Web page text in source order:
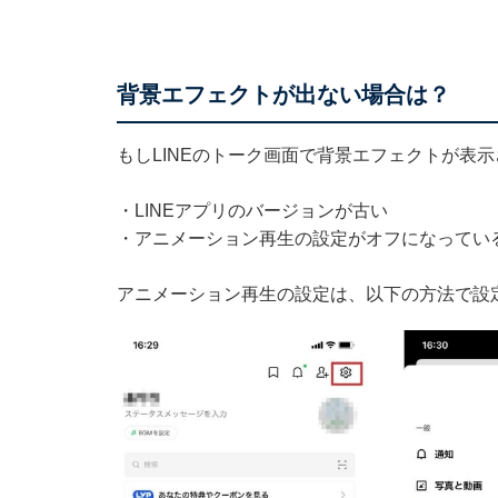
背景エフェクトが出ない場合は？
もしLINEのトーク画面で背景エフェクトが表
・LINEアプリのバージョンが古い
・アニメーション再生の設定がオフになってい
アニメーション再生の設定は、以下の方法で設